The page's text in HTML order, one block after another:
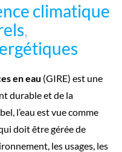
climatique
,
climatique
,
en eau (GIRE) est une
durable et de la
l’eau est vue comme
doit être gérée de
les usages, les